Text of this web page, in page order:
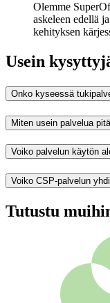
Olemme
askeleen edellä
kehityksen
Usein
Onko kyseessä
Miten usein palvelua
Voiko palvelun käytön
Voiko CSP-palvelun
Tutustu